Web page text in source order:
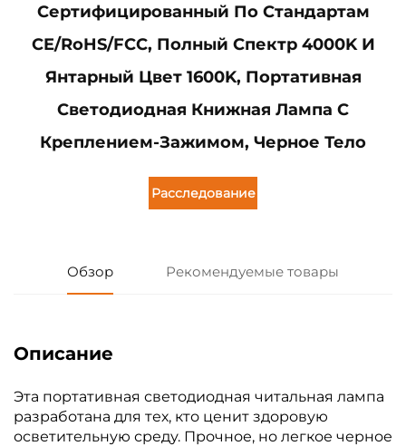
Сертифицированный По Стандартам
CE/RoHS/FCC, Полный Спектр 4000K И
Янтарный Цвет 1600K, Портативная
Светодиодная Книжная Лампа С
Креплением-Зажимом, Черное Тело
Расследование
Обзор Рекомендуемые товары
Описание
Эта портативная светодиодная читальная лампа
разработана для тех, кто ценит здоровую
осветительную среду. Прочное, но легкое черное